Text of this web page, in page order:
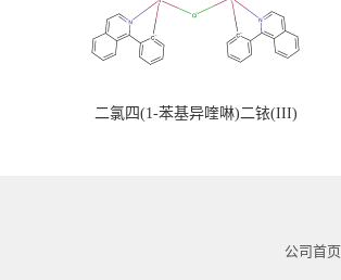
二氯四(1-苯基异喹啉)二铱(III)
公司首页